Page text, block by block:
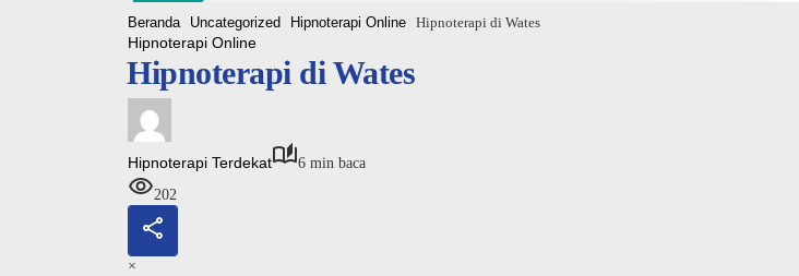
Beranda Uncategorized Hipnoterapi Online Hipnoterapi di Wates
Hipnoterapi Online
Hipnoterapi di Wates
Hipnoterapi Terdekat
6 min baca
202
×